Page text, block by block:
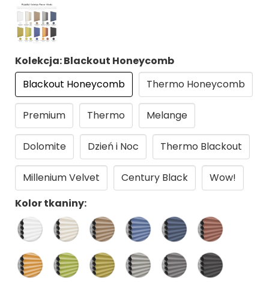
Kolekcja: Blackout Honeycomb
Blackout Honeycomb
Thermo Honeycomb
Premium Thermo Melange
Dolomite Dzień i Noc Thermo Blackout
Millenium Velvet Century Black
Wow!
Kolor tkaniny: